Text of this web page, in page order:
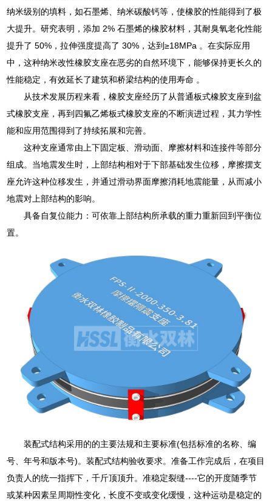
纳米级别的填料，如石墨烯、纳米碳酸钙等，使橡胶的性能得到了极
大提升。研究表明，添加 2% 石墨烯的橡胶材料，其耐臭氧老化性能
提升了 50%，拉伸强度提高了 30%，达到≥18MPa 。在实际应用
中，这种纳米改性橡胶支座在恶劣的自然环境下，能够保持更长久的
性能稳定，有效延长了建筑和桥梁结构的使用寿命 。
从技术发展历程来看，橡胶支座经历了从普通板式橡胶支座到盆
式橡胶支座，再到四氟乙烯板式橡胶支座的不断演进过程，其力学性
能和应用范围得到了持续拓展和完善。
这种支座通常由上下固定板、滑动面、摩擦材料和连接件等部分
组成。当地震发生时，上部结构相对于下部基础发生位移，摩擦摆支
座允许这种位移发生，并通过滑动界面摩擦消耗地震能量，从而减小
地震对上部结构的影响。
具备自复位能力：可依靠上部结构所承载的重力重新回到平衡位
置。
装配式结构采用的的主要法规和主要标准(包括标准的名称、编
号、年号和版本号)。装配式结构验收要求。准备工作完成后，在项目
负责人的统一指挥下，千斤顶顶升。准稳定裂缝----它的开度随季节
或某种因素呈周期性变化，长度不变或变化缓慢，这种运动是稳定的